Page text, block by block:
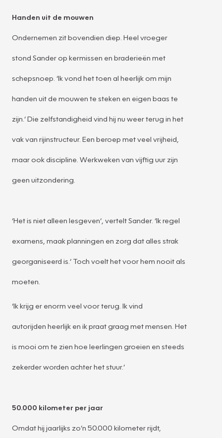
Handen uit de mouwen
Ondernemen zit bovendien diep. Heel vroeger
stond Sander op kermissen en braderieën met
schepsnoep. ‘Ik vond het toen al heerlijk om mijn
handen uit de mouwen te steken en eigen baas te
zijn.’ Die zelfstandigheid vind hij nu weer terug in het
vak van rijinstructeur. Een beroep met veel vrijheid,
maar ook discipline. Werkweken van vijftig uur zijn
geen uitzondering.
‘Het is niet alleen lesgeven’, vertelt Sander. ‘Ik regel
examens, maak planningen en zorg dat alles strak
georganiseerd is.’ Toch voelt het voor hem nooit als
moeten.
‘Ik krijg er enorm veel voor terug. Ik vind
autorijden heerlijk en ik praat graag met mensen. Het
is mooi om te zien hoe leerlingen groeien en steeds
zekerder worden achter het stuur.’
50.000 kilometer per jaar
Omdat hij jaarlijks zo’n 50.000 kilometer rijdt,